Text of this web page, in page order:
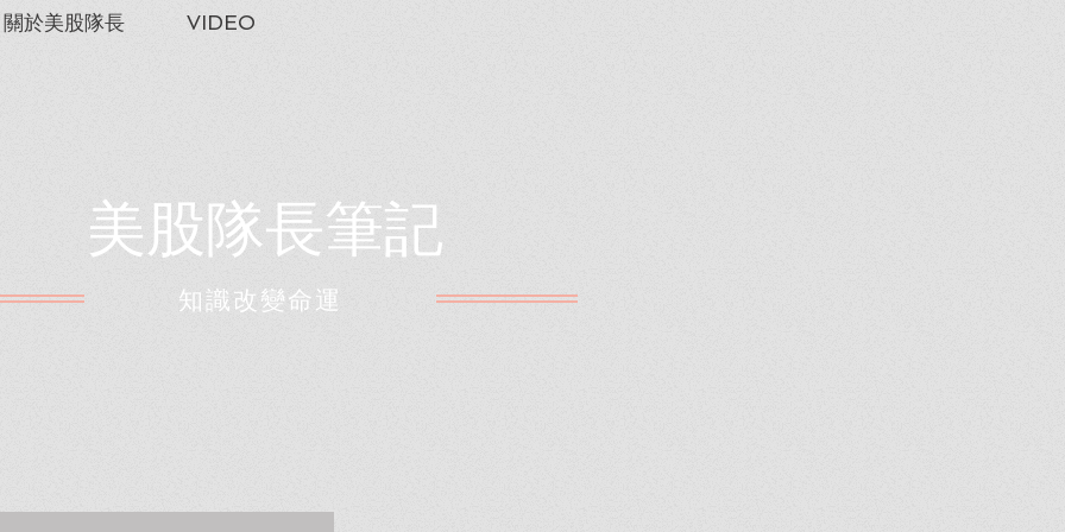
關於美股隊長 VIDEO
美股隊長筆記
​知識改變命運